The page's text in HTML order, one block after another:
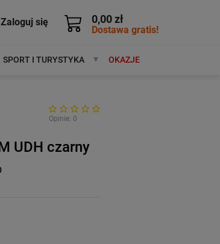
0,00 zł
Dostawa gratis!
Zaloguj się
SPORT I TURYSTYKA MARKIOKAZJE
Opinie: 0
UDH czarny